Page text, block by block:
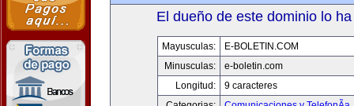
El dueño de este dominio lo
Mayusculas:
E-BOLETIN.COM
Minusculas:
e-boletin.com
Longitud:
9 caracteres